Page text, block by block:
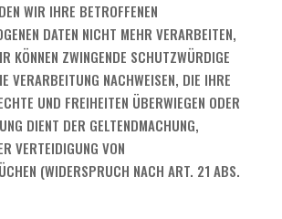
WIR IHRE BETROFFENEN
DATEN NICHT MEHR VERARBEITEN,
KÖNNEN ZWINGENDE SCHUTZWÜRDIGE
VERARBEITUNG NACHWEISEN, DIE IHRE
UND FREIHEITEN ÜBERWIEGEN ODER
DIENT DER GELTENDMACHUNG,
VERTEIDIGUNG VON
(WIDERSPRUCH NACH ART. 21 ABS.